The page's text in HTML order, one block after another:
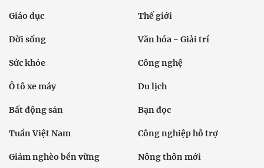
Giáo dục Thế giới
Đời sống Văn hóa - Giải trí
Sức khỏe Công nghệ
Ô tô xe máy Du lịch
Bất động sản Bạn đọc
Tuần Việt Nam Công nghiệp hỗ trợ
Giảm nghèo bền vững Nông thôn mới